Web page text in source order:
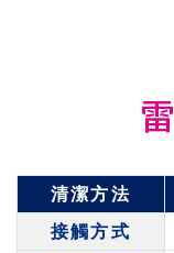
雷
清潔方法
接觸方式